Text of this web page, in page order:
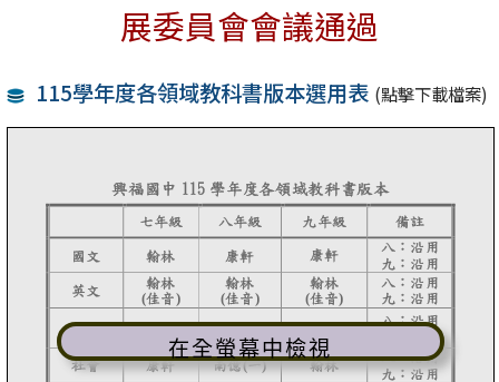
展委員會會議通過
115學年度各領域教科書版本選用表 (點擊下載檔案)
在全螢幕中檢視